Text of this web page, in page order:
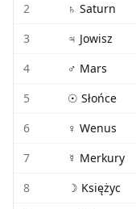
2
♄ Saturn
3
♃ Jowisz
4
♂ Mars
5
☉ Słońce
6
♀ Wenus
7
☿ Merkury
8
☽ Księżyc